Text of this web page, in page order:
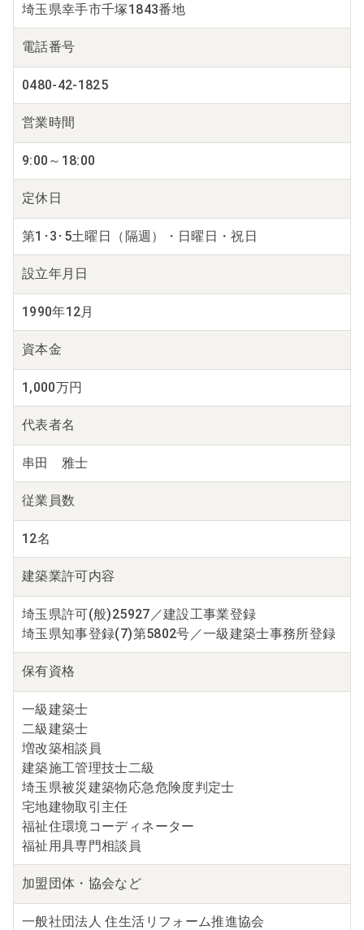
埼玉県幸手市千塚1843番地
電話番号
0480-42-1825
営業時間
9:00～18:00
定休日
第1･3･5土曜日（隔週）・日曜日・祝日
設立年月日
1990年12月
資本金
1,000万円
代表者名
串田 雅士
従業員数
12名
建築業許可内容
埼玉県許可(般)25927／建設工事業登録
埼玉県知事登録(7)第5802号／一級建築士事務所登録
保有資格
一級建築士
二級建築士
増改築相談員
建築施工管理技士二級
埼玉県被災建築物応急危険度判定士
宅地建物取引主任
福祉住環境コーディネーター
福祉用具専門相談員
加盟団体・ 協会など
一般社団法人 住生活リフォーム推進協会